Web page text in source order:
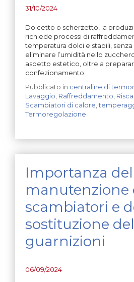
31/10/2024
Dolcetto o scherzetto, la
richiede processi di
temperatura dolci e stabili,
eliminare l’umidità nello
aspetto estetico, oltre a
confezionamento.
Pubblicato in centraline di
Lavaggio Raffreddamento
Scambiatori di calore ,
Termoregolazione
Importanza
manutenzione
scambiatori e
sostituzione
guarnizioni
06/09/2024